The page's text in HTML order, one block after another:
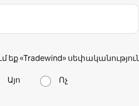
եք «Tradewind»
Այո Ոչ